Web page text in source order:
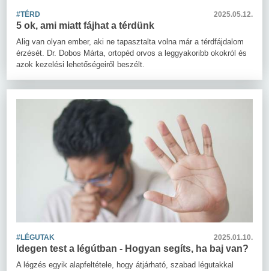
#TÉRD 2025.05.12.
5 ok, ami miatt fájhat a térdünk
Alig van olyan ember, aki ne tapasztalta volna már a térdfájdalom
érzését. Dr. Dobos Márta, ortopéd orvos a leggyakoribb okokról és
azok kezelési lehetőségeiről beszélt.
#LÉGUTAK 2025.01.10.
Idegen test a légútban - Hogyan segíts, ha baj van?
A légzés egyik alapfeltétele, hogy átjárható, szabad légutakkal